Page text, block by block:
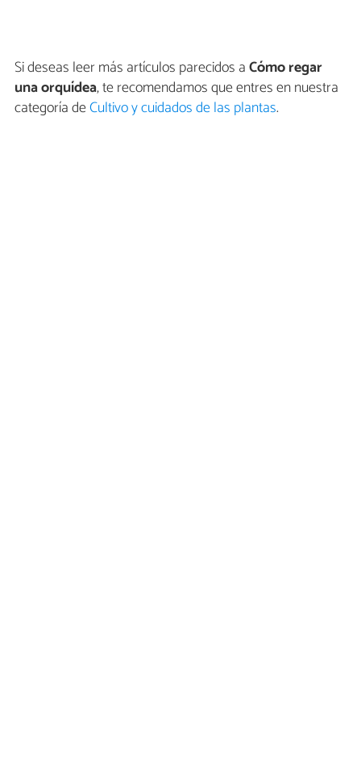
Si deseas leer más artículos parecidos aCómo regar
una orquídea, te recomendamos que entres en nuestra
categoría deCultivo y cuidados de las plantas.